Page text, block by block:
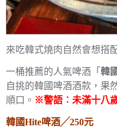
來吃韓式燒肉自然會想搭
一桶推薦的人氣啤酒「 韓
自挑的韓國啤酒酒款，果
順口。 ※警語︰未滿十八
韓國Hite啤酒╱250元